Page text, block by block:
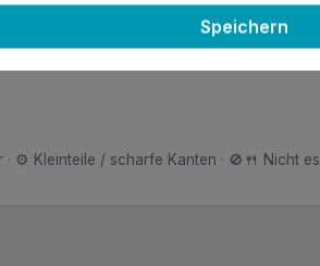
⚙️ Kleinteile / scharfe Kanten · 🚫🍴 Nicht
Speichern